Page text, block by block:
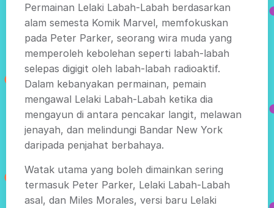
Permainan Lelaki Labah-Labah berdasarkan
alam semesta Komik Marvel, memfokuskan
pada Peter Parker, seorang wira muda yang
memperoleh kebolehan seperti labah-labah
selepas digigit oleh labah-labah radioaktif.
Dalam kebanyakan permainan, pemain
mengawal Lelaki Labah-Labah ketika dia
mengayun di antara pencakar langit, melawan
jenayah, dan melindungi Bandar New York
daripada penjahat berbahaya.
Watak utama yang boleh dimainkan sering
termasuk Peter Parker, Lelaki Labah-Labah
asal, dan Miles Morales, versi baru Lelaki